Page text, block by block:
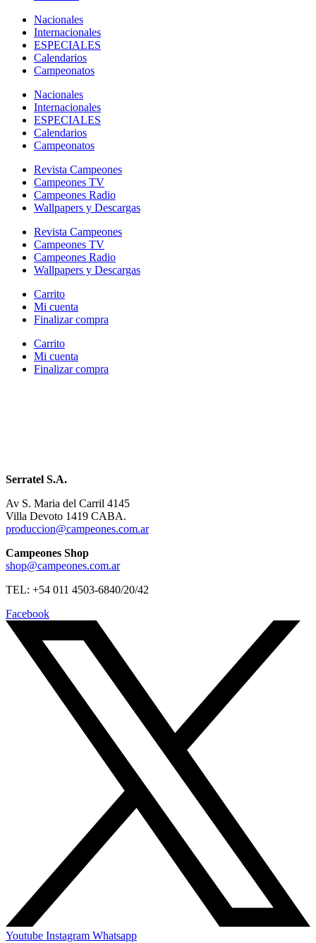
Nacionales
Internacionales
ESPECIALES
Calendarios
Campeonatos
Nacionales
Internacionales
ESPECIALES
Calendarios
Campeonatos
Revista Campeones
Campeones TV
Campeones Radio
Wallpapers y Descargas
Revista Campeones
Campeones TV
Campeones Radio
Wallpapers y Descargas
Carrito
Mi cuenta
Finalizar compra
Carrito
Mi cuenta
Finalizar compra
Serratel S.A.
Av S. Maria del Carril 4145
Villa Devoto 1419 CABA.
produccion@campeones.com.ar
Campeones Shop
shop@campeones.com.ar
TEL: +54 011 4503-6840/20/42
Facebook
Youtube Instagram Whatsapp